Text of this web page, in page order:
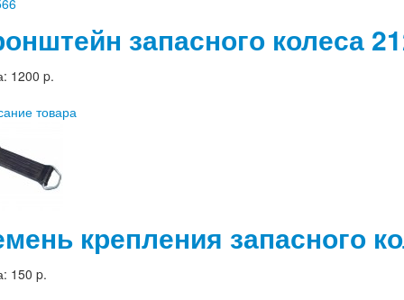
запасного колеса
1200 p.
товара
крепления запасного
150 p.